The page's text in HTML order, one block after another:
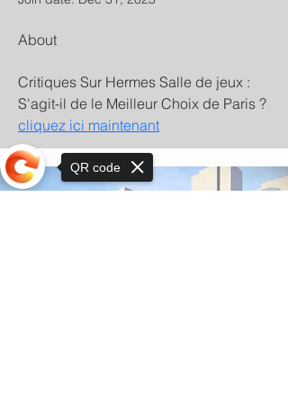
About
Critiques Sur Hermes Salle de jeux :
S'agit-il de le Meilleur Choix de Paris ?
cliquez ici maintenant
QR code